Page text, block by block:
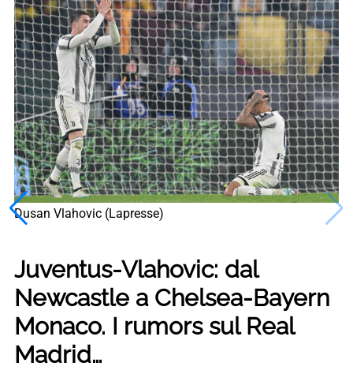
Dusan Vlahovic (Lapresse)
Juventus-Vlahovic: dal
Newcastle a Chelsea-Bayern
Monaco. I rumors sul Real
Madrid…